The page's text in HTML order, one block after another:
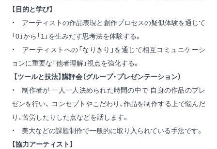
【目的と学び】
・ アーティストの作品表現と創作プロセスの疑似体験を通じて
「0」から「1」を生みだす思考法を体験する。
・ アーティストへの「なりきり」を通じて相互コミュニケーシ
ョンに重要な「他者理解」視点を強化する。
【ツールと技法】講評会（グループ・プレゼンテーション）
・ 制作者が 一人一人決められた時間の中で 自身の作品のプレ
ゼンを行い、 コンセプトやこだわり、作品を制作する上で悩んだ
り、苦労したりした点などを話します。
・ 美大などの課題制作で一般的に取り入られている手法です。
【協力アーティスト】